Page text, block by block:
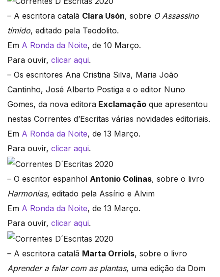
– A escritora catalã Clara Usón, sobre O Assassino
tímido, editado pela Teodolito.
Em A Ronda da Noite, de 10 Março.
Para ouvir, clicar aqui.
– Os escritores Ana Cristina Silva, Maria João
Cantinho, José Alberto Postiga e o editor Nuno
Gomes, da nova editora Exclamação que apresentou
nestas Correntes d’Escritas várias novidades editoriais.
Em A Ronda da Noite, de 13 Março.
Para ouvir, clicar aqui.
– O escritor espanhol Antonio Colinas, sobre o livro
Harmonias, editado pela Assírio e Alvim
Em A Ronda da Noite, de 13 Março.
Para ouvir, clicar aqui.
– A escritora catalã Marta Orriols, sobre o livro
Aprender a falar com as plantas, uma edição da Dom